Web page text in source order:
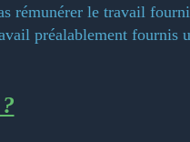
rémunérer le travail
préalablement fournis